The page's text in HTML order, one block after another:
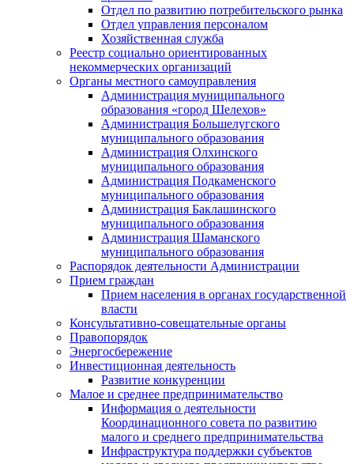
Отдел по развитию потребительского рынка
Отдел управления персоналом
Хозяйственная служба
Реестр социально ориентированных
некоммерческих организаций
Органы местного самоуправления
Администрация муниципального
образования «город Шелехов»
Администрация Большелугского
муниципального образования
Администрация Олхинского
муниципального образования
Администрация Подкаменского
муниципального образования
Администрация Баклашинского
муниципального образования
Администрация Шаманского
муниципального образования
Распорядок деятельности Администрации
Прием граждан
Прием населения в органах государственной
власти
Консультативно-совещательные органы
Правопорядок
Энергосбережение
Инвестиционная деятельность
Развитие конкуренции
Малое и среднее предпринимательство
Информация о деятельности
Координационного совета по развитию
малого и среднего предпринимательства
Инфраструктура поддержки субъектов